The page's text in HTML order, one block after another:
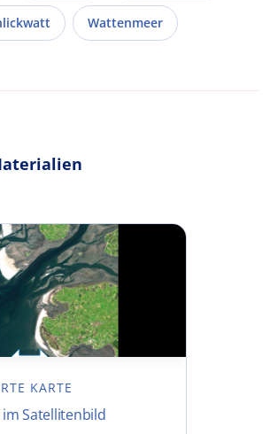
Wattenmeer
KARTE
Satellitenbild